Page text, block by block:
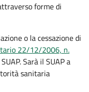
forme di
o la cessazione di
22/12/2006, n.
Sarà il SUAP a
sanitaria